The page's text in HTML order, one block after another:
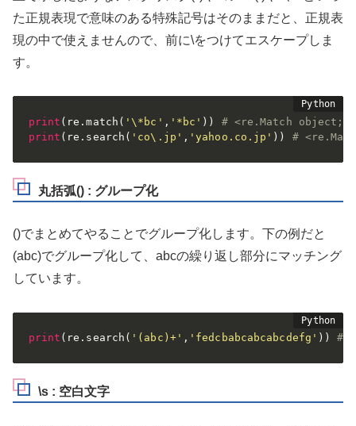
た正規表現で意味のある特殊記号はそのままだと、正規表
現の中で使えませんので、前に\をつけてエスケープしま
す。
print ( re .match ( '\*bc' , '*bc' ) )
# <re.Match object;
print ( re . search ( 'co\.jp' , 'yahoo.co.jp' ) ) #
丸括弧() : グループ化
()でまとめてやることでグループ化します。下の例だと
(abc)でグループ化して、abcの繰り返し部分にマッチング
しています。
print ( re . search ( '(abc)+' , 'fedcbabcabcabcdefg' ) ) #
\s : 空白文字